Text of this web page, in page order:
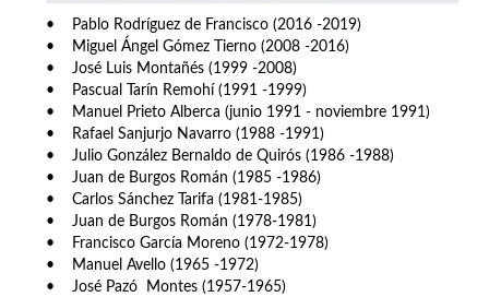
• Pablo Rodríguez de Francisco (2016 -2019)
• Miguel Ángel Gómez Tierno (2008 -2016)
• José Luis Montañés (1999 -2008)
• Pascual Tarín Remohí (1991 -1999)
• Manuel Prieto Alberca (junio 1991 - noviembre 1991)
• Rafael Sanjurjo Navarro (1988 -1991)
• Julio González Bernaldo de Quirós (1986 -1988)
• Juan de Burgos Román (1985 -1986)
• Carlos Sánchez Tarifa (1981-1985)
• Juan de Burgos Román (1978-1981)
• Francisco García Moreno (1972-1978)
• Manuel Avello (1965 -1972)
• José Pazó Montes (1957-1965)